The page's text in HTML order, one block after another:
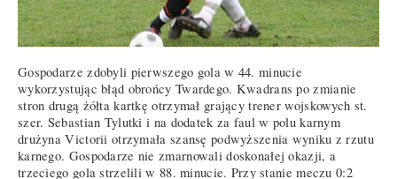
Gospodarze zdobyli pierwszego gola w 44. minucie
wykorzystując błąd obrońcy Twardego. Kwadrans po zmianie
stron drugą żółta kartkę otrzymał grający trener wojskowych st.
szer. Sebastian Tylutki i na dodatek za faul w polu karnym
drużyna Victorii otrzymała szansę podwyższenia wyniku z rzutu
karnego. Gospodarze nie zmarnowali doskonałej okazji, a
trzeciego gola strzelili w 88. minucie. Przy stanie meczu 0:2